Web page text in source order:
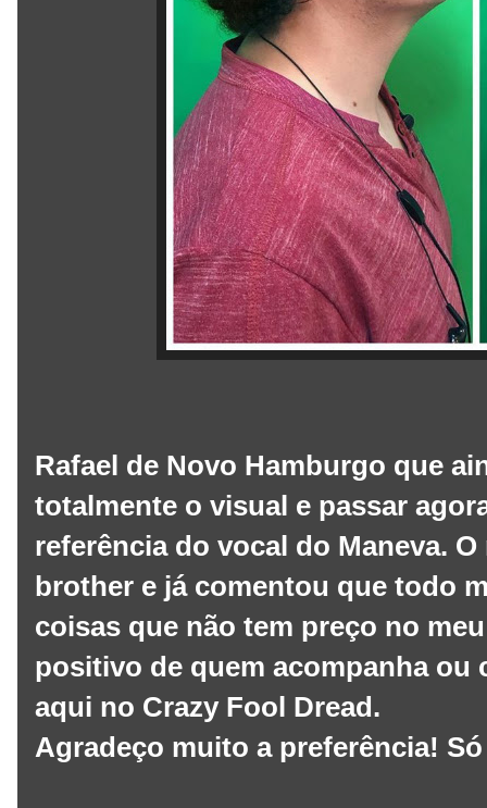
Rafael de Novo Hamburgo que
totalmente o visual e passar
referência do vocal do Maneva.
brother e já comentou que todo
coisas que não tem preço no
positivo de quem acompanha ou
aqui no Crazy Fool Dread.
Agradeço muito a preferência!